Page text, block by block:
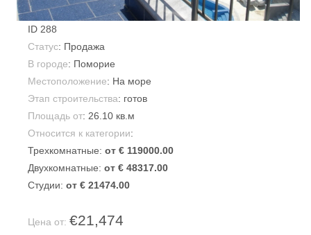
ID 288
Статус: Продажа
В городе: Поморие
Местоположение: На море
Этап строительства: готов
Площадь от: 26.10 кв.м
Относится к категории:
Трехкомнатные: от € 119000.00
Двухкомнатные: от € 48317.00
Студии: от € 21474.00
Цена от: €21,474